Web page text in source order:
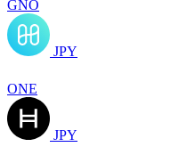
GNO
JPY
ONE
JPY